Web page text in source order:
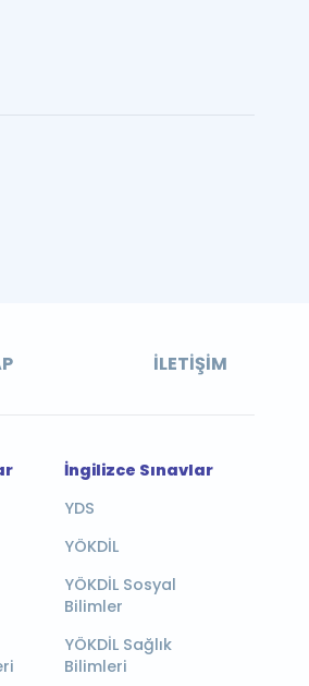
İLETIŞIM
İngilizce Sınavlar
YDS
YÖKDİL
YÖKDİL Sosyal
Bilimler
YÖKDİL Sağlık
Bilimleri